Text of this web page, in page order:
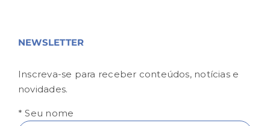
NEWSLETTER
Inscreva-se para receber conteúdos, notícias e
novidades.
* Seu nome